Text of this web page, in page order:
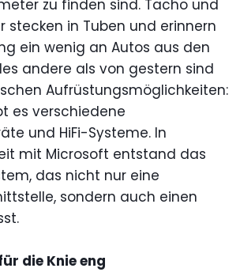
zu finden sind. Tacho und
stecken in Tuben und erinnern
ein wenig an Autos aus den
andere als von gestern sind
Aufrüstungsmöglichkeiten:
es verschiedene
und HiFi-Systeme. In
mit Microsoft entstand das
das nicht nur eine
sondern auch einen
die Knie eng